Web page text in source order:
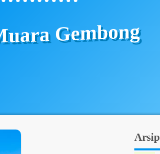
Gembong
Arsip